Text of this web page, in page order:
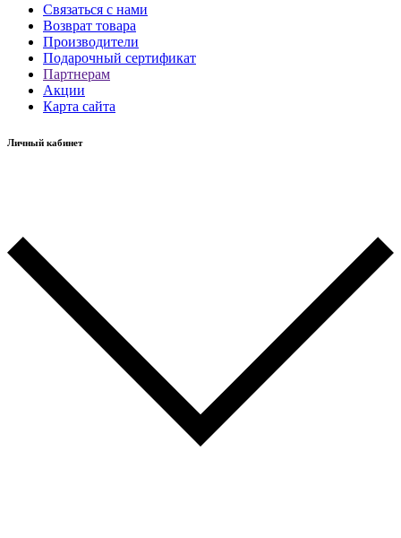
Связаться с нами
Возврат товара
Производители
Подарочный сертификат
Партнерам
Акции
Карта сайта
Личный кабинет